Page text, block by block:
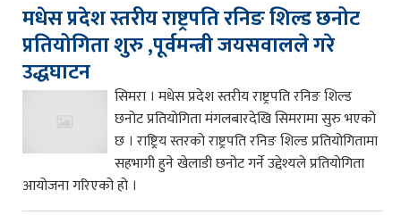
मधेस प्रदेश स्तरीय राष्ट्रपति रनिङ शिल्ड छनोट
प्रतियोगिता शुरु ,पूर्वमन्त्री जयसवालले गरे
उद्धघाटन
सिमरा । मधेस प्रदेश स्तरीय राष्ट्रपति रनिङ शिल्ड
छनोट प्रतियोगिता मंगलबारदेखि सिमरामा सुरु भएको
छ । राष्ट्रिय स्तरको राष्ट्रपति रनिङ शिल्ड प्रतियोगितामा
सहभागी हुने खेलाडी छनोट गर्ने उद्देश्यले प्रतियोगिता
आयोजना गरिएको हो ।